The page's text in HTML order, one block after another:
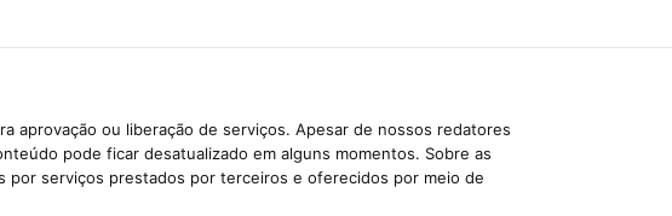
aprovação ou liberação de serviços. Apesar de nossos redatores
pode ficar desatualizado em alguns momentos. Sobre as
por serviços prestados por terceiros e oferecidos por meio de